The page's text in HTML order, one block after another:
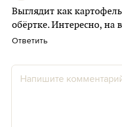
Выглядит как
обёртке. Интересно, на
Ответить